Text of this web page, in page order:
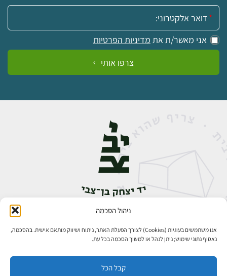
ניהול הסכמה
אנו משתמשים בעוגיות (Cookies) לצורך הפעלת האתר, ניתוח ושיווק מותאם אישית. בהסכמה,
נאסוף נתוני שימוש; ניתן לנהל או למשוך הסכמה בכל עת.
קבל הכל
אימייל:
אני מאשר/ת את מדיניות הפרטיות
צרפו אותי
אבן גבירול 14, רחביה, ירושלים